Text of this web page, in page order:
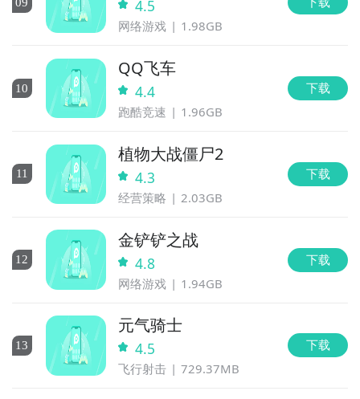
4.5
网络游戏 1.98GB
10
QQ飞车
4.4
跑酷竞速 1.96GB
下载
11
植物大战僵尸2
4.3
经营策略 2.03GB
下载
12
金铲铲之战
4.8
网络游戏 1.94GB
下载
13
元气骑士
4.5
飞行射击 729.37MB
下载